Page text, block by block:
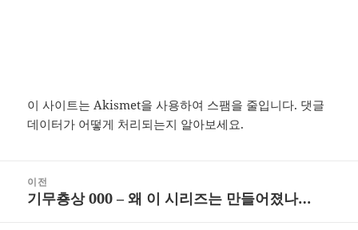
이 사이트는 Akismet을 사용하여 스팸을 줄입니다. 댓글
데이터가 어떻게 처리되는지 알아보세요.
이전
이
기무춍상 000 – 왜 이 시리즈는 만들어졌나…